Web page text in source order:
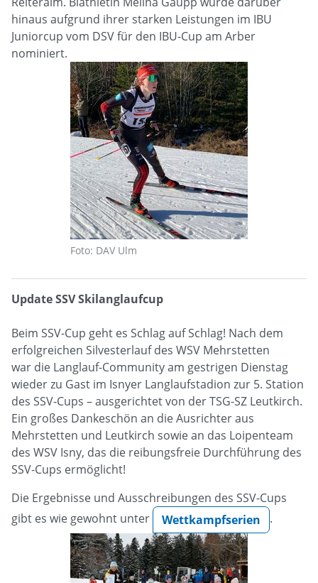
hinaus aufgrund ihrer starken Leistungen im IBU
Juniorcup vom DSV für den IBU-Cup am Arber
nominiert.
Foto: DAV Ulm
Update SSV Skilanglaufcup
Beim SSV-Cup geht es Schlag auf Schlag! Nach dem
erfolgreichen Silvesterlauf des WSV Mehrstetten
war die Langlauf-Community am gestrigen Dienstag
wieder zu Gast im Isnyer Langlaufstadion zur 5. Station
des SSV-Cups – ausgerichtet von der TSG-SZ Leutkirch.
Ein großes Dankeschön an die Ausrichter aus
Mehrstetten und Leutkirch sowie an das Loipenteam
des WSV Isny, das die reibungsfreie Durchführung des
SSV-Cups ermöglicht!
Die Ergebnisse und Ausschreibungen des SSV-Cups
gibt es wie gewohnt unter
Wettkampfserien .